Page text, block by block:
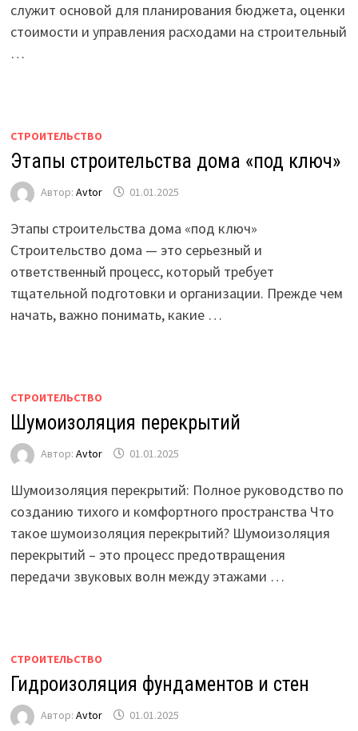
служит основой для планирования бюджета, оценки
стоимости и управления расходами на строительный
…
СТРОИТЕЛЬСТВО
Этапы строительства дома «под ключ»
Автор: Avtor 01.01.2025
Этапы строительства дома «под ключ»
Строительство дома — это серьезный и
ответственный процесс, который требует
тщательной подготовки и организации. Прежде чем
начать, важно понимать, какие …
СТРОИТЕЛЬСТВО
Шумоизоляция перекрытий
Автор: Avtor 01.01.2025
Шумоизоляция перекрытий: Полное руководство по
созданию тихого и комфортного пространства Что
такое шумоизоляция перекрытий? Шумоизоляция
перекрытий – это процесс предотвращения
передачи звуковых волн между этажами …
СТРОИТЕЛЬСТВО
Гидроизоляция фундаментов и стен
Автор: Avtor 01.01.2025